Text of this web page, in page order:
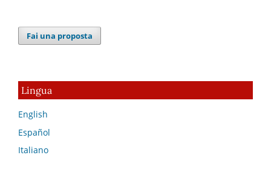
Fai una proposta
Lingua
English
Español
Italiano